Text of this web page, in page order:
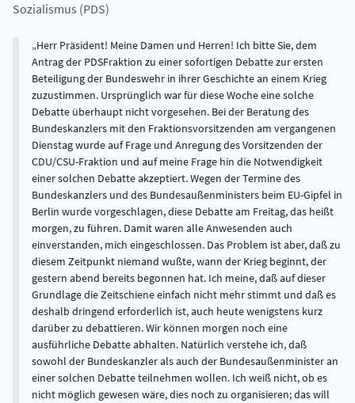
Sozialismus (PDS)
Herr Präsident! Meine Damen und Herren! Ich bitte Sie, dem
Antrag der PDSFraktion zu einer sofortigen Debatte zur ersten
Beteiligung der Bundeswehr in ihrer Geschichte an einem Krieg
zuzustimmen. Ursprünglich war für diese Woche eine solche
Debatte überhaupt nicht vorgesehen. Bei der Beratung des
Bundeskanzlers mit den Fraktionsvorsitzenden am vergangenen
Dienstag wurde auf Frage und Anregung des Vorsitzenden der
CDU/CSU-Fraktion und auf meine Frage hin die Notwendigkeit
einer solchen Debatte akzeptiert. Wegen der Termine des
Bundeskanzlers und des Bundesaußenministers beim EU-Gipfel in
Berlin wurde vorgeschlagen, diese Debatte am Freitag, das heißt
morgen, zu führen. Damit waren alle Anwesenden auch
einverstanden, mich eingeschlossen. Das Problem ist aber, daß zu
diesem Zeitpunkt niemand wußte, wann der Krieg beginnt, der
gestern abend bereits begonnen hat. Ich meine, daß auf dieser
Grundlage die Zeitschiene einfach nicht mehr stimmt und daß es
deshalb dringend erforderlich ist, auch heute wenigstens kurz
darüber zu debattieren. Wir können morgen noch eine
ausführliche Debatte abhalten. Natürlich verstehe ich, daß
sowohl der Bundeskanzler als auch der Bundesaußenminister an
einer solchen Debatte teilnehmen wollen. Ich weiß nicht, ob es
nicht möglich gewesen wäre, dies noch zu organisieren; das will